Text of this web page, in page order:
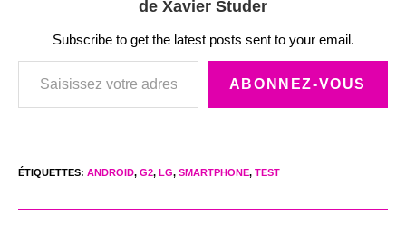
de Xavier Studer
Subscribe to get the latest posts sent to your email.
Saisissez votre adresse e-mail…
ABONNEZ-VOUS
ÉTIQUETTES: ANDROID, G2, LG, SMARTPHONE, TEST